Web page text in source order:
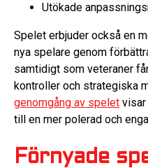
Utökade
Spelet erbjuder också en
nya spelare genom
samtidigt som veteraner
kontroller och strategiska
genomgång av spelet visar
till en mer polerad och
Förnyade